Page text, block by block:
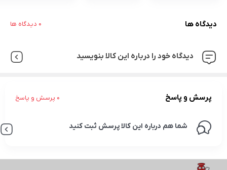
دیدگاه ها 0 دیدگاه ها
دیدگاه خود را درباره این کالا بنویسید
پرسش و پاسخ 0 پرسش و پاسخ
شما هم درباره این کالا پرسش ثبت کنید